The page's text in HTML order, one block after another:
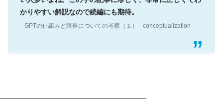
かりやすい解説なので続編にも期待。